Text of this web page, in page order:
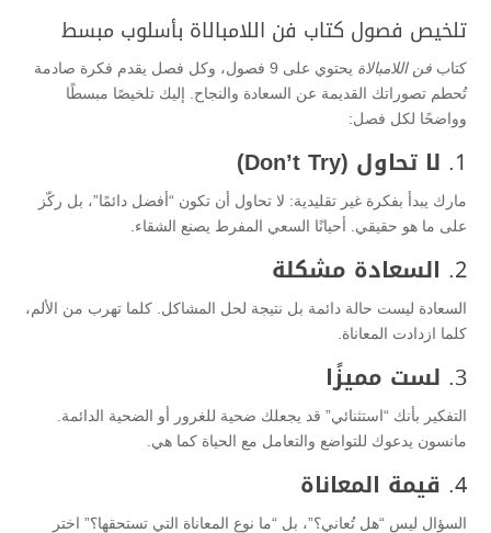
تلخيص فصول كتاب فن اللامبالاة بأسلوب مبسط
كتاب فن اللامبالاة
يحتوي على 9 فصول، وكل فصل يقدم فكرة صادمة
تُحطم تصوراتك القديمة عن السعادة والنجاح. إليك تلخيصًا مبسطًا
وواضحًا لكل فصل:
1. لا تحاول (Don’t Try)
مارك يبدأ بفكرة غير تقليدية: لا تحاول أن تكون “أفضل دائمًا”، بل ركّز
على ما هو حقيقي. أحيانًا السعي المفرط يصنع الشقاء.
2. السعادة مشكلة
السعادة ليست حالة دائمة بل نتيجة لحل المشاكل. كلما تهرب من الألم،
كلما ازدادت المعاناة.
3. لست مميزًا
التفكير بأنك “استثنائي” قد يجعلك ضحية للغرور أو الضحية الدائمة.
مانسون يدعوك للتواضع والتعامل مع الحياة كما هي.
4. قيمة المعاناة
السؤال ليس “هل تُعاني؟”، بل “ما نوع المعاناة التي تستحقها؟” اختر